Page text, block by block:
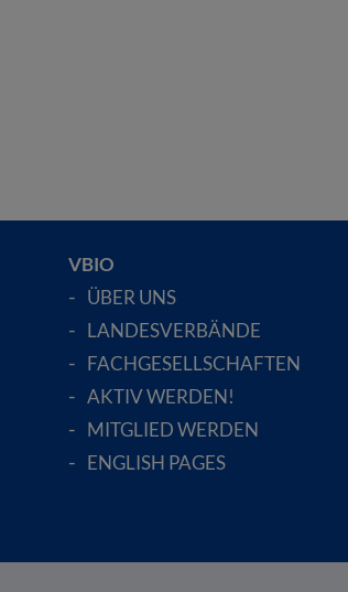
VBIO
ÜBER UNS
LANDESVERBÄNDE
FACHGESELLSCHAFTEN
AKTIV WERDEN!
MITGLIED WERDEN
ENGLISH PAGES